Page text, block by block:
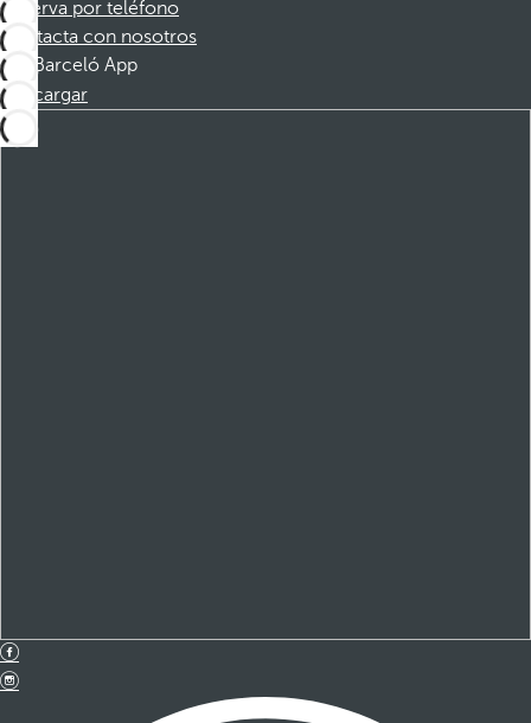
Reserva por teléfono
Contacta con nosotros
Barceló App
Descargar